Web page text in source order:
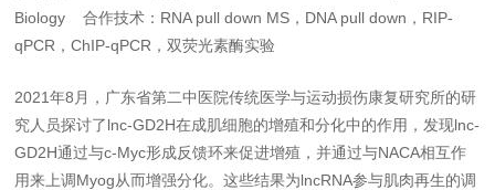
Biology 合作技术：RNA pull down MS，DNA pull down，RIP-
qPCR，ChIP-qPCR，双荧光素酶实验
2021年8月，广东省第二中医院传统医学与运动损伤康复研究所的研
究人员探讨了lnc-GD2H在成肌细胞的增殖和分化中的作用，发现lnc-
GD2H通过与c-Myc形成反馈环来促进增殖，并通过与NACA相互作
用来上调Myog从而增强分化。这些结果为lncRNA参与肌肉再生的调